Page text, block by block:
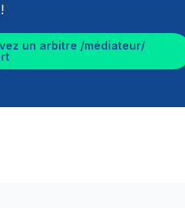
un arbitre /médiateur/